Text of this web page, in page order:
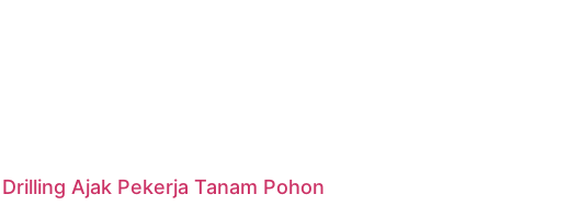
Ajak Pekerja Tanam Pohon